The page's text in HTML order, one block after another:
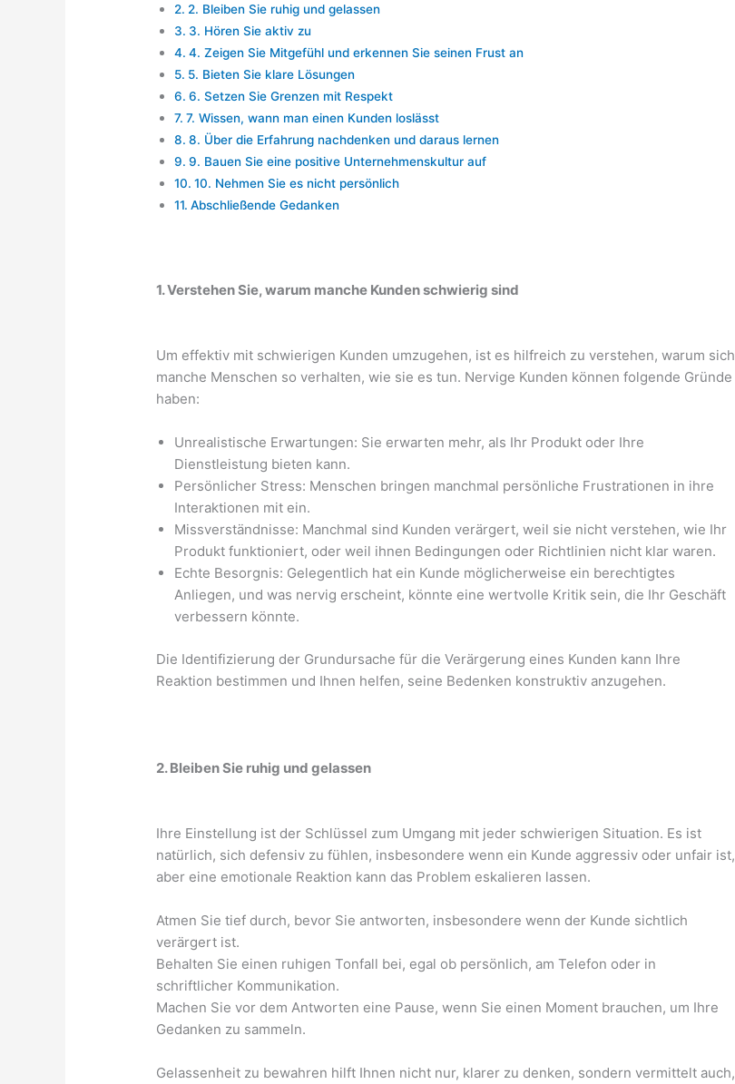
2. Bleiben Sie ruhig und gelassen
3. Hören Sie aktiv zu
4. Zeigen Sie Mitgefühl und erkennen Sie seinen Frust an
5. Bieten Sie klare Lösungen
6. Setzen Sie Grenzen mit Respekt
7. Wissen, wann man einen Kunden loslässt
8. Über die Erfahrung nachdenken und daraus lernen
9. Bauen Sie eine positive Unternehmenskultur auf
10. Nehmen Sie es nicht persönlich
Abschließende Gedanken
1. Verstehen Sie, warum manche Kunden schwierig sind
Um effektiv mit schwierigen Kunden umzugehen, ist es hilfreich zu verstehen, warum sich
manche Menschen so verhalten, wie sie es tun. Nervige Kunden können folgende Gründe
haben:
Unrealistische Erwartungen: Sie erwarten mehr, als Ihr Produkt oder Ihre
Dienstleistung bieten kann.
Persönlicher Stress: Menschen bringen manchmal persönliche Frustrationen in ihre
Interaktionen mit ein.
Missverständnisse: Manchmal sind Kunden verärgert, weil sie nicht verstehen, wie Ihr
Produkt funktioniert, oder weil ihnen Bedingungen oder Richtlinien nicht klar waren.
Echte Besorgnis: Gelegentlich hat ein Kunde möglicherweise ein berechtigtes
Anliegen, und was nervig erscheint, könnte eine wertvolle Kritik sein, die Ihr Geschäft
verbessern könnte.
Die Identifizierung der Grundursache für die Verärgerung eines Kunden kann Ihre
Reaktion bestimmen und Ihnen helfen, seine Bedenken konstruktiv anzugehen.
2. Bleiben Sie ruhig und gelassen
Ihre Einstellung ist der Schlüssel zum Umgang mit jeder schwierigen Situation. Es ist
natürlich, sich defensiv zu fühlen, insbesondere wenn ein Kunde aggressiv oder unfair ist,
aber eine emotionale Reaktion kann das Problem eskalieren lassen.
Atmen Sie tief durch, bevor Sie antworten, insbesondere wenn der Kunde sichtlich
verärgert ist.
Behalten Sie einen ruhigen Tonfall bei, egal ob persönlich, am Telefon oder in
schriftlicher Kommunikation.
Machen Sie vor dem Antworten eine Pause, wenn Sie einen Moment brauchen, um Ihre
Gedanken zu sammeln.
Gelassenheit zu bewahren hilft Ihnen nicht nur, klarer zu denken, sondern vermittelt auch,